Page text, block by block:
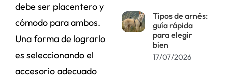
debe ser placentero y
cómodo para ambos.
Una forma de lograrlo
es seleccionando el
accesorio adecuado
Tipos de arnés:
guía rápida
para elegir
bien
17/07/2026